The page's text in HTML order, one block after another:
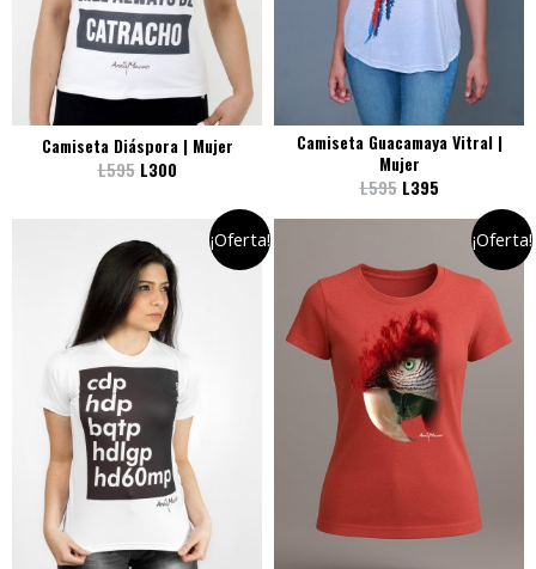
Camiseta Diáspora | Mujer
L595 L300
Camiseta Guacamaya Vitral |
Mujer
L595 L395
¡Oferta! ¡Oferta!